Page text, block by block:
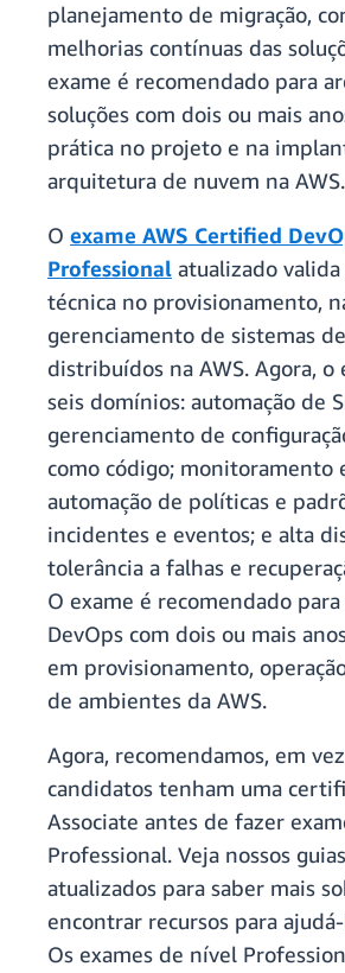
planejamento de migração,
melhorias contínuas das
exame é recomendado para
soluções com dois ou mais
prática no projeto e na
arquitetura de nuvem na AWS.
O exame AWS Certified
Professional atualizado valida
técnica no provisionamento,
gerenciamento de sistemas
distribuídos na AWS. Agora, o
seis domínios: automação de
gerenciamento de
como código; monitoramento
automação de políticas e
incidentes e eventos; e alta
tolerância a falhas e
O exame é recomendado
DevOps com dois ou mais
em provisionamento,
de ambientes da AWS.
Agora, recomendamos, em
candidatos tenham uma
Associate antes de fazer
Professional. Veja nossos
atualizados para saber mais
encontrar recursos para
Os exames de nível